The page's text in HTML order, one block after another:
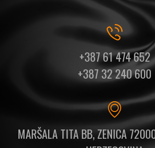
+387 61 474 652
+387 32 240 600
MARŠALA TITA BB, ZENICA